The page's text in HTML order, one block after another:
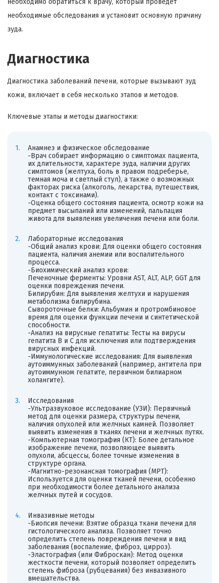
необходимо обратиться к врачу, который проведет
необходимые обследования и установит основную причину
зуда.
Диагностика
Диагностика заболеваний печени, которые вызывают зуд
кожи, включает в себя несколько этапов и методов.
Ключевые этапы и методы диагностики:
Анамнез и физическое обследование
-Врач собирает информацию о симптомах пациента,
их длительности, характере зуда, наличии других
симптомов (желтуха, боль в правом подреберье,
темная моча и светлый стул), а также о возможных
факторах риска (алкоголь, лекарства, путешествия,
контакт с токсинами).
-Оценка общего состояния пациента, осмотр кожи на
предмет высыпаний или изменений, пальпация
живота для выявления увеличения печени или боли.
Лабораторные исследования
-Общий анализ крови: Для оценки общего состояния
пациента, наличия анемии или воспалительного
процесса.
-Биохимический анализ крови:
Печеночные ферменты: Уровни AST, ALT, ALP, GGT для
оценки повреждения печени.
Билирубин: Для выявления желтухи и нарушения
метаболизма билирубина.
Сывороточные белки: Альбумин и протромбиновое
время для оценки функции печени и синтетической
способности.
-Анализ на вирусные гепатиты: Тесты на вирусы
гепатита B и C для исключения или подтверждения
вирусных инфекций.
-Иммунологические исследования: Для выявления
аутоиммунных заболеваний (например, антитела при
аутоиммунном гепатите, первичном билиарном
холангите).
Исследования
-Ультразвуковое исследование (УЗИ): Первичный
метод для оценки размера, структуры печени,
наличия опухолей или желчных камней. Позволяет
выявить изменения в тканях печени и желчных путях.
-Компьютерная томография (КТ): Более детальное
изображение печени, позволяющее выявить
опухоли, абсцессы, более точные изменения в
структуре органа.
-Магнитно-резонансная томография (МРТ):
Используется для оценки тканей печени, особенно
при необходимости более детального анализа
желчных путей и сосудов.
Инвазивные методы
-Биопсия печени: Взятие образца ткани печени для
гистологического анализа. Позволяет точно
определить степень повреждения печени и вид
заболевания (воспаление, фиброз, цирроз).
-Эластография (или Фиброскан): Метод оценки
жесткости печени, который позволяет определить
степень фиброза (рубцевания) без инвазивного
вмешательства.